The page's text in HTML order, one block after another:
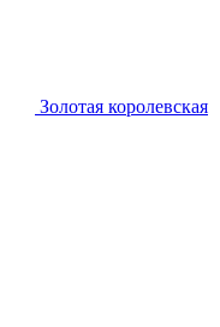
Золотая королевская